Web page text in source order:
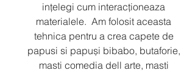
ințelegi cum interacționeaza
materialele.  Am folosit aceasta
tehnica pentru a crea capete de
papusi si papuși bibabo, butaforie,
masti comedia dell arte, masti